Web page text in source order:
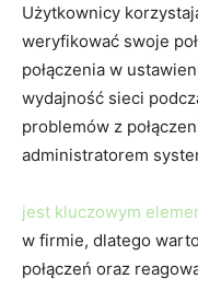
Użytkownicy
weryfikować swoje‍
połączenia w
⁢wydajność sieci‌
problemów‌ z
administratorem
jest kluczowym
w firmie, dlatego
⁤połączeń oraz